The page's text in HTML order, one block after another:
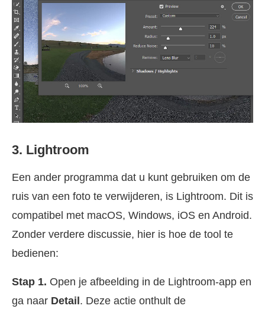
3. Lightroom
Een ander programma dat u kunt gebruiken om de
ruis van een foto te verwijderen, is Lightroom. Dit is
compatibel met macOS, Windows, iOS en Android.
Zonder verdere discussie, hier is hoe de tool te
bedienen:
Stap 1. Open je afbeelding in de Lightroom-app en
ga naar Detail. Deze actie onthult de